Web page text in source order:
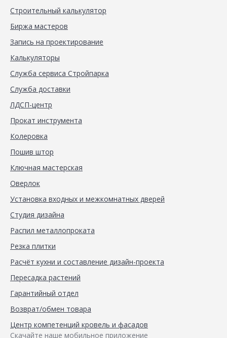
Строительный калькулятор
Биржа мастеров
Запись на проектирование
Калькуляторы
Служба сервиса Стройпарка
Служба доставки
ЛДСП-центр
Прокат инструмента
Колеровка
Пошив штор
Ключная мастерская
Оверлок
Установка входных и межкомнатных дверей
Студия дизайна
Распил металлопроката
Резка плитки
Расчёт кухни и составление дизайн-проекта
Пересадка растений
Гарантийный отдел
Возврат/обмен товара
Центр компетенций кровель и фасадов
Скачайте наше мобильное приложение